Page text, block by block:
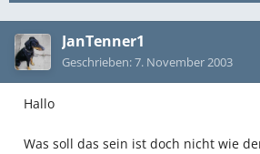
JanTenner1
Geschrieben:7. November 2003
Hallo
Was soll das sein ist doch nicht wie